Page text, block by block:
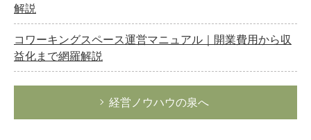
解説
コワーキングスペース運営マニュアル｜開業費用から収
益化まで網羅解説
経営ノウハウの泉へ